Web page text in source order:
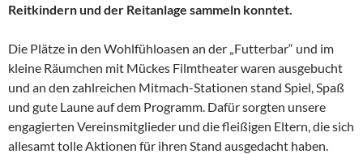
Reitkindern und der Reitanlage sammeln konntet.
Die Plätze in den Wohlfühloasen an der „Futterbar“ und im
kleine Räumchen mit Mückes Filmtheater waren ausgebucht
und an den zahlreichen Mitmach-Stationen stand Spiel, Spaß
und gute Laune auf dem Programm. Dafür sorgten unsere
engagierten Vereinsmitglieder und die fleißigen Eltern, die sich
allesamt tolle Aktionen für ihren Stand ausgedacht haben.